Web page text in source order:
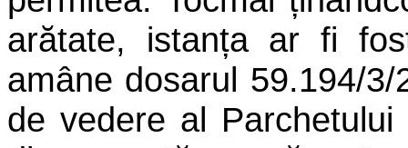
arătate, istanța ar fi
amâne dosarul 59.194/
de vedere al